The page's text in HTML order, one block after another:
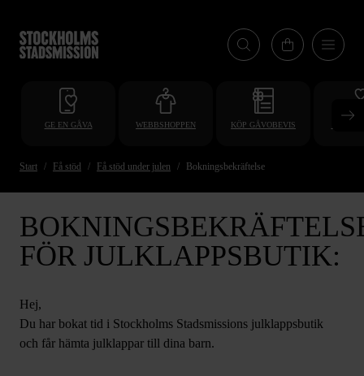
till
huvudinnehåll
GE EN GÅVA WEBBSHOPPEN KÖP GÅVOBEVIS
Start Få stöd Få stöd under julen Bokningsbekräftelse
FÖR JULKLAPPSBUTIK:
Hej,
Du har bokat tid i Stockholms Stadsmissions julklappsbutik
och får hämta julklappar till dina barn.